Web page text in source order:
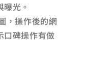
光。
，操作後的網
口碑操作有做